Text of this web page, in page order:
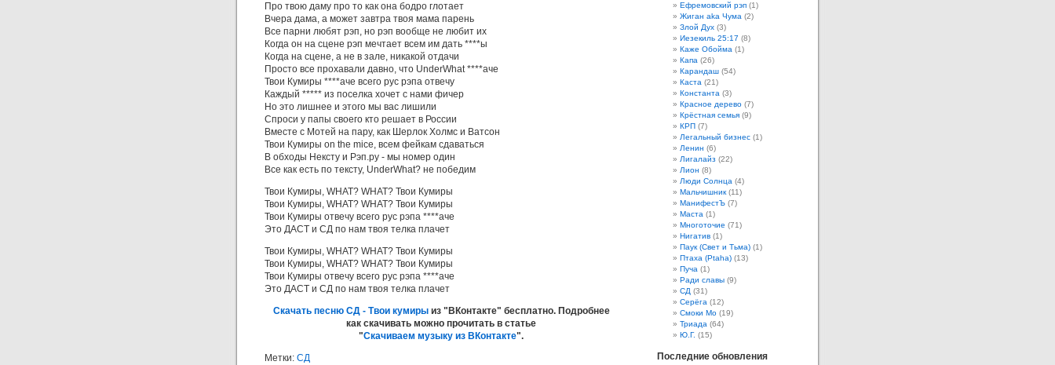
Про твою даму про то как она бодро глотает
Вчера дама, а может завтра твоя мама парень
Все парни любят рэп, но рэп вообще не любит их
Когда он на сцене рэп мечтает всем им дать ****ы
Когда на сцене, а не в зале, никакой отдачи
Просто все прохавали давно, что UnderWhat ****аче
Твои Кумиры ****аче всего рус рэпа отвечу
Каждый ***** из поселка хочет с нами фичер
Но это лишнее и этого мы вас лишили
Спроси у папы своего кто решает в России
Вместе с Мотей на пару, как Шерлок Холмс и Ватсон
Твои Кумиры on the mice, всем фейкам сдаваться
В обходы Нексту и Рэп.ру - мы номер один
Все как есть по тексту, UnderWhat? не победим
Твои Кумиры, WHAT? WHAT? Твои Кумиры
Твои Кумиры, WHAT? WHAT? Твои Кумиры
Твои Кумиры отвечу всего рус рэпа ****аче
Это ДАСТ и СД по нам твоя телка плачет
Твои Кумиры, WHAT? WHAT? Твои Кумиры
Твои Кумиры, WHAT? WHAT? Твои Кумиры
Твои Кумиры отвечу всего рус рэпа ****аче
Это ДАСТ и СД по нам твоя телка плачет
Скачать песню СД - Твои кумирыиз "ВКонтакте" бесплатно. Подробнее
как скачивать можно прочитать в статье
"Скачиваем музыку из ВКонтакте".
Метки: СД
Ефремовский рэп (1)
Жиган aka Чума (2)
Злой Дух (3)
Иезекиль 25:17 (8)
Каже Обойма (1)
Капа (26)
Карандаш (54)
Каста (21)
Константа (3)
Красное дерево (7)
Крёстная семья (9)
КРП (7)
Легальный бизнес (1)
Ленин (6)
Лигалайз (22)
Лион (8)
Люди Солнца (4)
Мальчишник (11)
МанифестЪ (7)
Маста (1)
Многоточие (71)
Нигатив (1)
Паук (Свет и Тьма) (1)
Птаха (Ptaha) (13)
Пуча (1)
Ради славы (9)
СД (31)
Серёга (12)
Смоки Мо (19)
Триада (64)
Ю.Г. (15)
Последние обновления